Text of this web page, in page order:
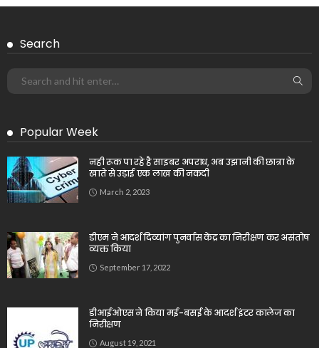
Search
Popular Week
नही रूक पा रहे है साइबर अपराध, अब उझानी की छात्रा के
खाते से उड़ाई एक लाख की नकदी
March 2, 2023
डीएम ने आदर्श दिव्यांग पुनर्वास केंद्र का निरीक्षण कर असंतोष
व्यक्त किया
September 17, 2022
डीआईओएस ने किया मई-बसई के आदर्श इंटर कालेज का
निरीक्षण
August 19, 2021